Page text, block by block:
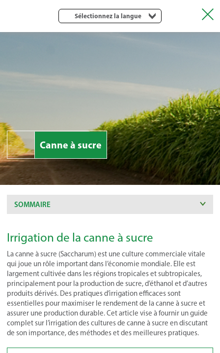
Sélectionnez la langue
Canne à sucre
Irrigation de la canne à sucre
La canne à sucre (Saccharum) est une culture commerciale vitale
qui joue un rôle important dans l’économie mondiale. Elle est
largement cultivée dans les régions tropicales et subtropicales,
principalement pour la production de sucre, d’éthanol et d’autres
produits dérivés. Des pratiques d’irrigation efficaces sont
essentielles pour maximiser le rendement de la canne à sucre et
assurer une production durable. Cet article vise à fournir un guide
complet sur l’irrigation des cultures de canne à sucre en discutant
de son importance, des méthodes et des meilleures pratiques.
SOMMAIRE